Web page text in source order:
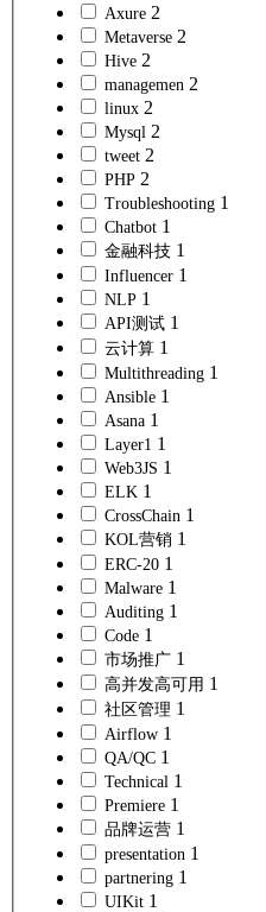
Axure 2
Metaverse 2
Hive 2
managemen 2
linux 2
Mysql 2
tweet 2
PHP 2
Troubleshooting 1
Chatbot 1
金融科技 1
Influencer 1
NLP 1
API测试 1
云计算 1
Multithreading 1
Ansible 1
Asana 1
Layer1 1
Web3JS 1
ELK 1
CrossChain 1
KOL营销 1
ERC-20 1
Malware 1
Auditing 1
Code 1
市场推广 1
高并发高可用 1
社区管理 1
Airflow 1
QA/QC 1
Technical 1
Premiere 1
品牌运营 1
presentation 1
partnering 1
UIKit 1